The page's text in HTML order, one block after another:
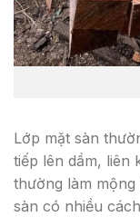
Lớp mặt sàn
tiếp lên dầm, liên
thường làm mộng
sàn có nhiều